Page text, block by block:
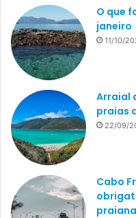
O que
janeiro
11/10/
Arraial
praias
22/09/
Cabo
praiana